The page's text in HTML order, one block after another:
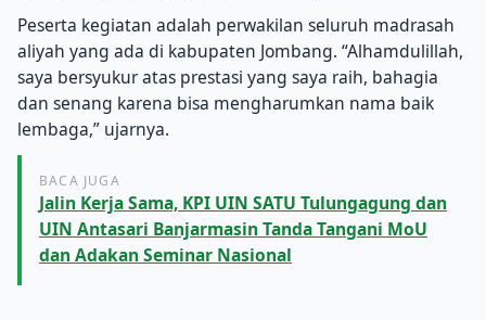
Peserta kegiatan adalah perwakilan seluruh madrasah
aliyah yang ada di kabupaten Jombang. “Alhamdulillah,
saya bersyukur atas prestasi yang saya raih, bahagia
dan senang karena bisa mengharumkan nama baik
lembaga,” ujarnya.
BACA JUGA
Jalin Kerja Sama, KPI UIN SATU Tulungagung dan
UIN Antasari Banjarmasin Tanda Tangani MoU
dan Adakan Seminar Nasional